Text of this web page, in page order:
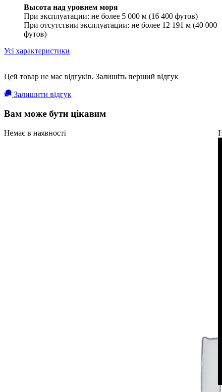
Высота над уровнем моря
При эксплуатации: не более 5 000 м (16 400 футов)
При отсутствии эксплуатации: не более 12 191 м (40 000
футов)
Усі характеристики
Цей товар не має відгуків. Залишіть перший відгук
Залишити відгук
Вам може бути цікавим
Немає в наявності